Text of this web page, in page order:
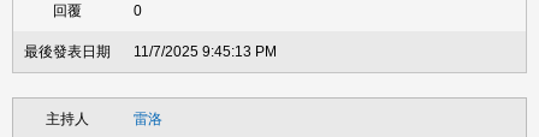
0
11/7/2025 9:45:13 PM
雷洛